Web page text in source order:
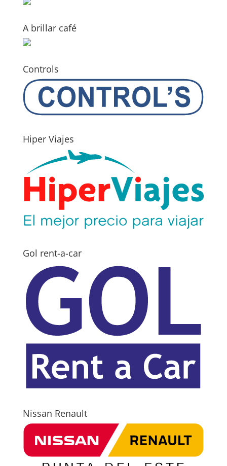
A brillar café
Controls
Hiper Viajes
Gol rent-a-car
Nissan Renault